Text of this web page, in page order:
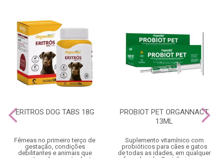
ERITROS DOG TABS 18G
Fêmeas no primeiro terço de
gestação, condições
debilitantes e animais que
PROBIOT PET ORGANNACT
13ML
Suplemento vitamínico com
probióticos para cães e gatos
de todas as idades, em qualquer